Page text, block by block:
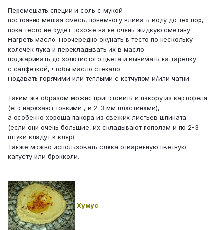
Перемешать специи и соль с мукой
постоянно мешая смесь, понемногу вливать воду до тех пор,
пока тесто не будет похоже на не очень жидкую сметану
Нагреть масло. Поочередно окунать в тесто по нескольку
колечек лука и перекладывать их в масло
поджаривать до золотистого цвета и вынимать на тарелку
с салфеткой, чтобы масло стекало
Подавать горячими или теплыми с кетчупом и/или чатни
Таким же образом можно приготовить и пакору из картофеля
(его нарезают тонкими , в 2-3 мм пластинами),
а особенно хороша пакора из свежих листьев шпината
(если они очень большие, их складывают пополам и по 2-3
штуки кладут в кляр)
Также можно использовать слека отваренную цветную
капусту или брокколи.
Хумус